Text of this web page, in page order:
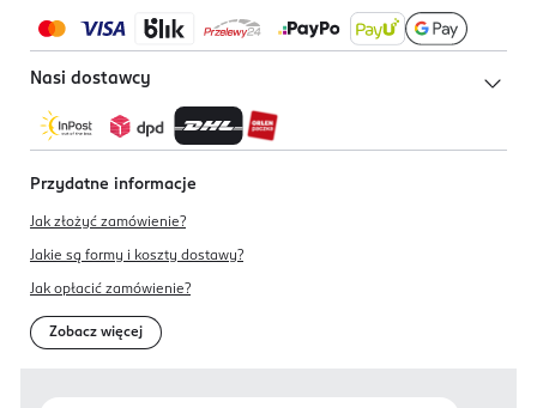
Nasi dostawcy
Przydatne informacje
Jak złożyć zamówienie?
Jakie są formy i koszty dostawy?
Jak opłacić zamówienie?
Zobacz więcej